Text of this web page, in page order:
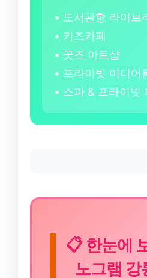
• 도서관형 라이브
• 키즈카페
• 굿즈 아트샵
• 프라이빗 미디어
• 스파 & 프라이빗
📋 한눈에
노그램 강